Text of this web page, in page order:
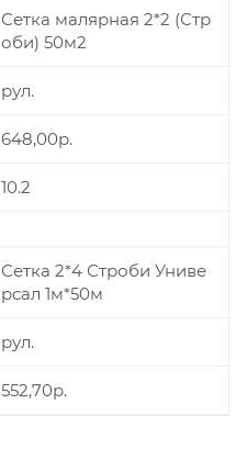
Сетка малярная 2*2 (Стр
оби) 50м2
рул.
648,00р.
10.2
Сетка 2*4 Строби Униве
рсал 1м*50м
рул.
552,70р.